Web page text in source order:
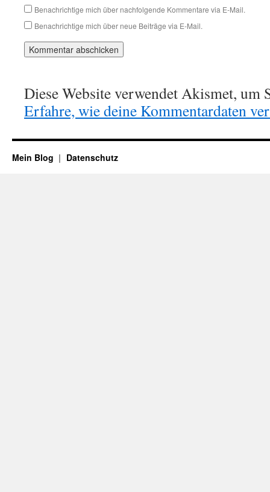
Benachrichtige mich über nachfolgende Kommentare via E-Mail.
Benachrichtige mich über neue Beiträge via E-Mail.
Diese Website verwendet Akismet, um
Erfahre, wie deine Kommentardaten
Mein Blog Datenschutz